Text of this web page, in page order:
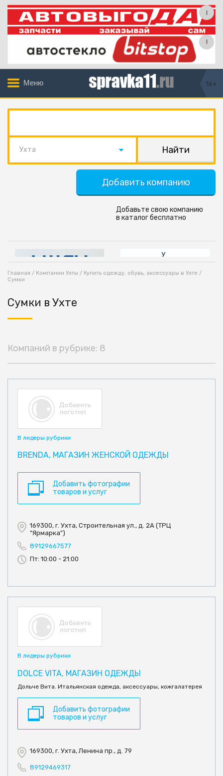
Меню 16+
Ухта
Добавить компанию
Добавьте свою компанию
в каталог бесплатно
Главная / Компании Ухты / Купить одежду, обувь, аксессуары в Ухте /
Сумки
Сумки в Ухте
Компаний в рубрике: 8
В лидеры рубрики
BRENDA, МАГАЗИН ЖЕНСКОЙ ОДЕЖДЫ
Добавить фотографии
товаров и услуг
169300, г. Ухта, Строительная ул., д. 2А (ТРЦ
"Ярмарка")
89129667577
Пт: 10:00 - 21:00
В лидеры рубрики
DOLCE VITA, МАГАЗИН ОДЕЖДЫ
Дольче Вита. Итальянская одежда, аксессуары, кожгалатерея
Добавить фотографии
товаров и услуг
169300, г. Ухта, Ленина пр., д. 79
89129469317